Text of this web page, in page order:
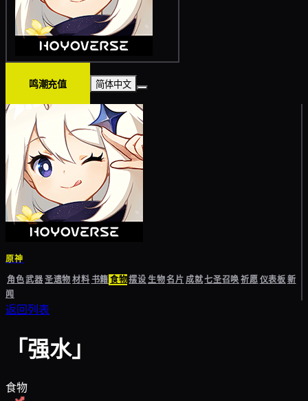
鸣潮充值 简体中文
原神
角色武器圣遗物材料书籍食物摆设生物名片成就七圣召唤祈愿仪表板新
闻
返回列表
「强水」
食物